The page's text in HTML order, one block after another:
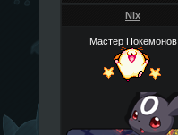
Nix
Мастер Покемонов